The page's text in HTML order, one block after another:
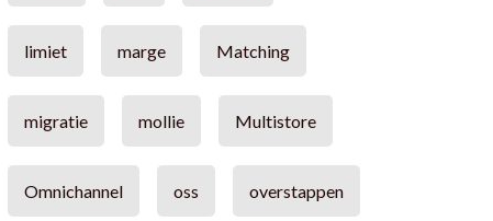
limiet marge Matching
migratie mollie Multistore
Omnichannel oss overstappen